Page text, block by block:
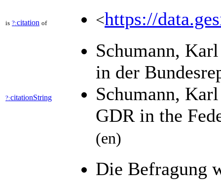
is ?:citation of <https://
?:citationString
Schumann,
in der
Schumann,
GDR in the
(en)
Die Befragung